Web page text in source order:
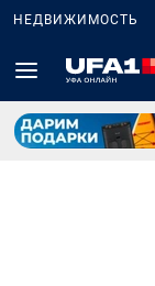
НЕДВИЖИМОСТЬ